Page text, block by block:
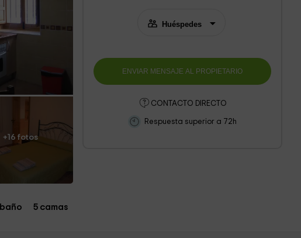
+16 fotos
CONTACTO DIRECTO
Respuesta superior a 72h
5 camas